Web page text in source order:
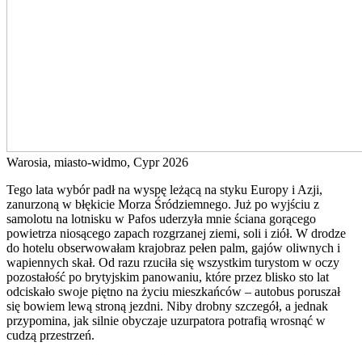
Warosia, miasto-widmo, Cypr 2026
Tego lata wybór padł na wyspę leżącą na styku Europy i Azji,
zanurzoną w błękicie Morza Śródziemnego. Już po wyjściu z
samolotu na lotnisku w Pafos uderzyła mnie ściana gorącego
powietrza niosącego zapach rozgrzanej ziemi, soli i ziół. W drodze
do hotelu obserwowałam krajobraz pełen palm, gajów oliwnych i
wapiennych skał. Od razu rzuciła się wszystkim turystom w oczy
pozostałość po brytyjskim panowaniu, które przez blisko sto lat
odciskało swoje piętno na życiu mieszkańców – autobus poruszał
się bowiem lewą stroną jezdni. Niby drobny szczegół, a jednak
przypomina, jak silnie obyczaje uzurpatora potrafią wrosnąć w
cudzą przestrzeń.